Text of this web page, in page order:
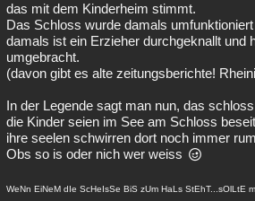
das mit dem Kinderheim stimmt.
Das Schloss wurde damals
damals ist ein Erzieher durchgeknallt und
umgebracht.
(davon gibt es alte zeitungsberichte!
In der Legende sagt man nun, das
die Kinder seien im See am Schloss
ihre seelen schwirren dort noch immer
Obs so is oder nich wer weiss
WeNn EiNeM dIe ScHeIsSe BiS zUm HaLs StEhT...sOlLtE